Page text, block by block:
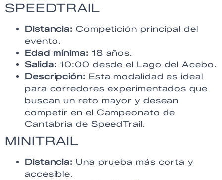
SPEEDTRAIL
Distancia: Competición principal del
evento.
Edad mínima: 18 años.
Salida: 10:00 desde el Lago del Acebo.
Descripción: Esta modalidad es ideal
para corredores experimentados que
buscan un reto mayor y desean
competir en el Campeonato de
Cantabria de SpeedTrail.
MINITRAIL
Distancia: Una prueba más corta y
accesible.